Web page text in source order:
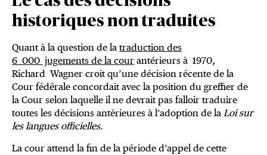
historiques non traduites
Quant à la question de la traduction des
6 000 jugements de la cour antérieurs à 1970,
Richard Wagner croit qu’une décision récente de la
Cour fédérale concordait avec la position du greffier de
la Cour selon laquelle il ne devrait pas falloir traduire
toutes les décisions antérieures à l’adoption de la Loi sur
les langues officielles.
La cour attend la fin de la période d’appel de cette